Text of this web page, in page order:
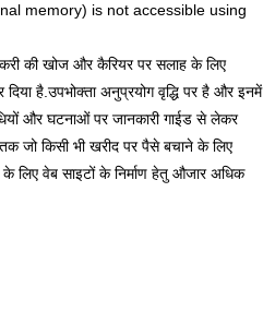
memory) is not accessible using
की खोज और कैरियर पर सलाह के लिए
है.उपभोक्ता अनुप्रयोग वृद्धि पर है और इनमें
और घटनाओं पर जानकारी गाईड से लेकर
जो किसी भी खरीद पर पैसे बचाने के लिए
लिए वेब साइटों के निर्माण हेतु औजार अधिक